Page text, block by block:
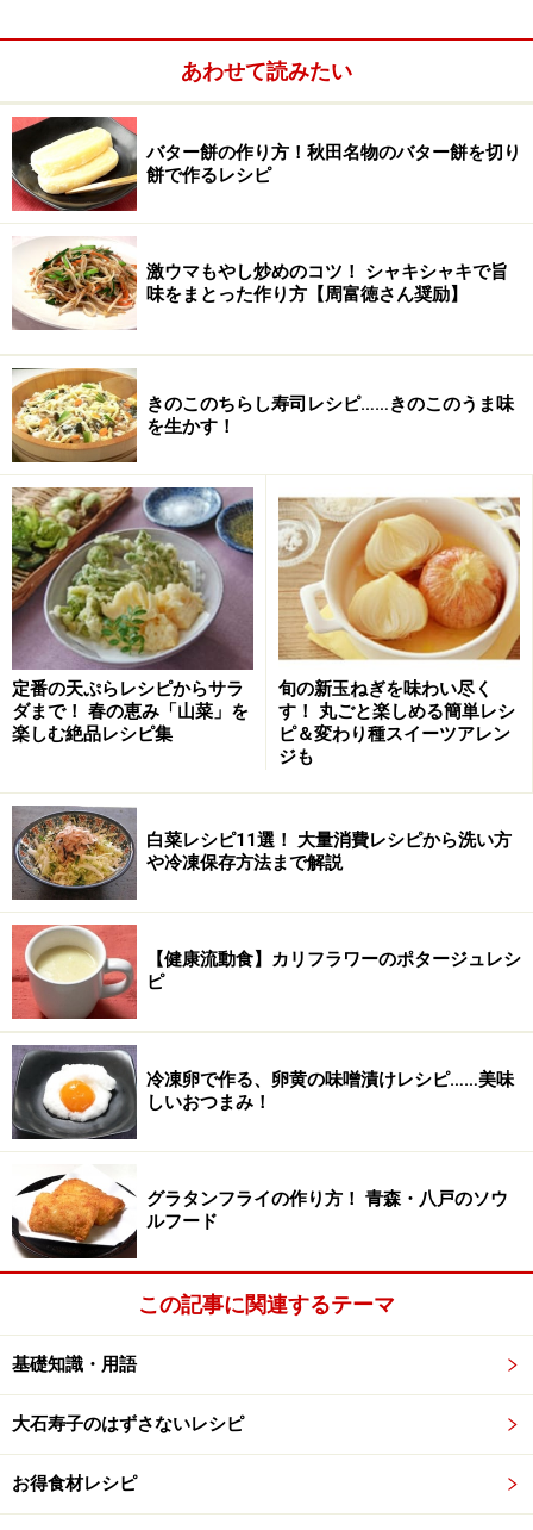
■作り方
米をといで水切りし、酒大さじ1杯を加え、こころもち
少なめの水加減にし、5cm角の昆布を入れて炊く。 炊き
上がったら、すぐに合わせ酢を混ぜて、うちわであお
ぎ、荒熱がとれたら自然に冷ます。
2.油揚げを半分に切り、袋状に開き、半分を裏返す。
3.熱湯で5分ほどゆでて油抜きし、水にさらし、手で挟む
ようにして水を絞る。
4.鍋にダシ汁、砂糖、しょう油、ミリン、油揚げを入
れ、落し蓋をして、弱火で15～20分間煮含め、そのまま
冷ます。
5.高野豆腐を戻し、小さいサイコロ状に切り、ダシ1カッ
プ、みりん小さじ2、塩ひとつまみ、 しょう油小さじ1、
砂糖大さじ1に入れて、5分ほど煮る。網じゃくしですく
って取り出し、残った汁で牛蒡と人参を炒り煮する。
6.
いり玉子を作る。細く切ったベーコンとコーンをフラ
イパンで乾煎りする。
7. それぞれをすし飯に混ぜる。
8.ご飯を軽く握って油揚げにつめる。
9.すし飯が残ったら、巻きすの上にラップを敷き、ご飯
と残った具を真ん中に置いて、 巻く。青海苔粉をまぶ
す。
10.
（1）高野豆腐と昆布（米と炊いた昆布を油揚げの煮汁
（2）コーンと炒り玉子とほうれん草
（3）牛蒡と人参
（4）白ゴマと紅生姜、の四種類を詰める
11.稲荷寿司と、青海苔の巻き寿司を盛り合わせる。
あわせて読みたい
バター餅の作り方！秋田名物のバター餅を切り
餅で作るレシピ
激ウマもやし炒めのコツ！ シャキシャキで旨
味をまとった作り方【周富徳さん奨励】
きのこのちらし寿司レシピ……きのこのうま味
を生かす！
定番の天ぷらレシピからサラ
ダまで！ 春の恵み「山菜」を
楽しむ絶品レシピ集
旬の新玉ねぎを味わい尽く
す！ 丸ごと楽しめる簡単レシ
ピ＆変わり種スイーツアレン
ジも
白菜レシピ11選！ 大量消費レシピから洗い方
や冷凍保存方法まで解説
【健康流動食】カリフラワーのポタージュレシ
ピ
冷凍卵で作る、卵黄の味噌漬けレシピ……美味
しいおつまみ！
グラタンフライの作り方！ 青森・八戸のソウ
ルフード
この記事に関連するテーマ
基礎知識・用語
大石寿子のはずさないレシピ
お得食材レシピ